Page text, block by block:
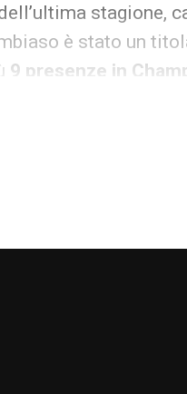
stagione,
è stato un
9 presenze in
dietro i quali
trasformarsi in
rimbalzano infatti
duttili per le